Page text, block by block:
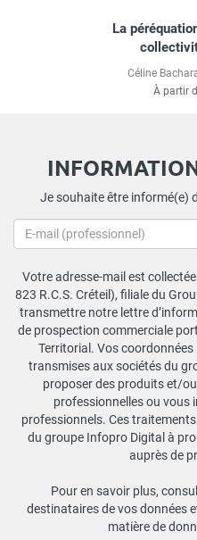
La
Céline
À partir
Je souhaite être informé(e)
Votre adresse-mail est
823 R.C.S. Créteil), filiale du
transmettre notre lettre
de prospection commerciale
Territorial. Vos
transmises aux sociétés du
proposer des produits et/
professionnelles ou vous
professionnels. Ces
du groupe Infopro Digital à
auprès de
Pour en savoir plus,
destinataires de vos données
matière de